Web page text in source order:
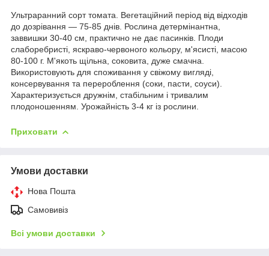
Ультраранний сорт томата. Вегетаційний період від відходів
до дозрівання — 75-85 днів. Рослина детермінантна,
заввишки 30-40 см, практично не дає пасинків. Плоди
слаборебристі, яскраво-червоного кольору, м'ясисті, масою
80-100 г. М'якоть щільна, соковита, дуже смачна.
Використовують для споживання у свіжому вигляді,
консервування та перероблення (соки, пасти, соуси).
Характеризується дружнім, стабільним і тривалим
плодоношенням. Урожайність 3-4 кг із рослини.
Приховати
Умови доставки
Нова Пошта
Самовивіз
Всі умови доставки